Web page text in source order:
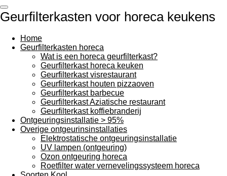
Ga
direct
de
hoofdinhoud
Geurfilterkasten voor horeca keukens
Home
Geurfilterkasten horeca
Wat is een horeca geurfilterkast?
Geurfilterkast horeca keuken
Geurfilterkast visrestaurant
Geurfilterkast houten pizzaoven
Geurfilterkast barbecue
Geurfilterkast Aziatische restaurant
Geurfilterkast koffiebranderij
Ontgeuringsinstallatie > 95%
Overige ontgeurinsinstallaties
Elektrostatische ontgeuringsinstallatie
UV lampen (ontgeuring)
Ozon ontgeuring horeca
Roetfilter water vernevelingssysteem horeca